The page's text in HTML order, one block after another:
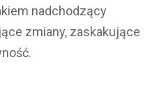
nadchodzący
zmiany, zaskakujące